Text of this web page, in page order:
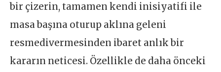
bir çizerin, tamamen kendi inisiyatifi ile
masa başına oturup aklına geleni
resmedivermesinden ibaret anlık bir
kararın neticesi. Özellikle de daha önceki